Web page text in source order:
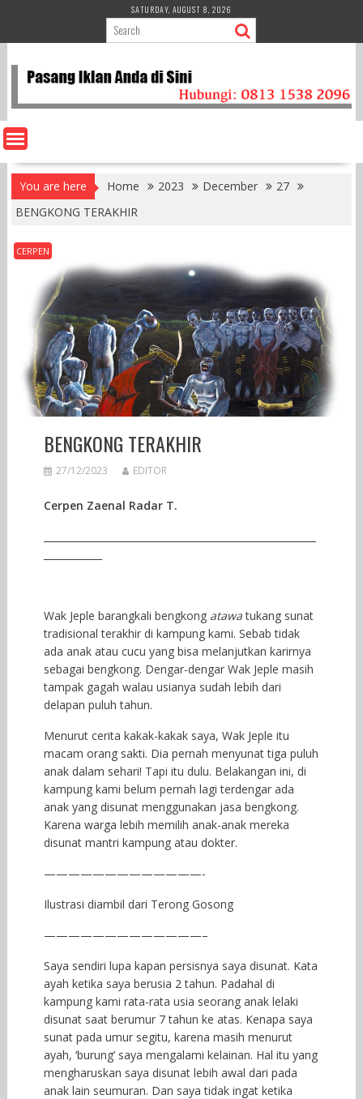
content
SATURDAY, AUGUST 8, 2026
You are here Home 2023 December
27
BENGKONG TERAKHIR
CERPEN
BENGKONG TERAKHIR
27/12/2023 EDITOR
Cerpen Zaenal Radar T.
Wak Jeple barangkali bengkong atawatukang sunat
tradisional terakhir di kampung kami. Sebab tidak
ada anak atau cucu yang bisa melanjutkan karirnya
sebagai bengkong. Dengar-dengar Wak Jeple masih
tampak gagah walau usianya sudah lebih dari
delapan puluh tahun.
Menurut cerita kakak-kakak saya, Wak Jeple itu
macam orang sakti. Dia pernah menyunat tiga puluh
anak dalam sehari! Tapi itu dulu. Belakangan ini, di
kampung kami belum pernah lagi terdengar ada
anak yang disunat menggunakan jasa bengkong.
Karena warga lebih memilih anak-anak mereka
disunat mantri kampung atau dokter.
—————————————-
Ilustrasi diambil dari Terong Gosong
—————————————–
Saya sendiri lupa kapan persisnya saya disunat. Kata
ayah ketika saya berusia 2 tahun. Padahal di
kampung kami rata-rata usia seorang anak lelaki
disunat saat berumur 7 tahun ke atas. Kenapa saya
sunat pada umur segitu, karena masih menurut
ayah, ‘burung’ saya mengalami kelainan. Hal itu yang
mengharuskan saya disunat lebih awal dari pada
anak lain seumuran. Dan saya tidak ingat ketika